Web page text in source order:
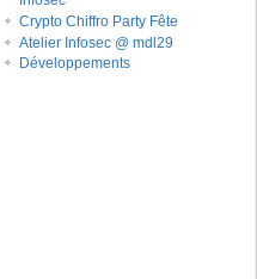
Crypto Chiffro Party Fête
Atelier Infosec @ mdl29
Développements